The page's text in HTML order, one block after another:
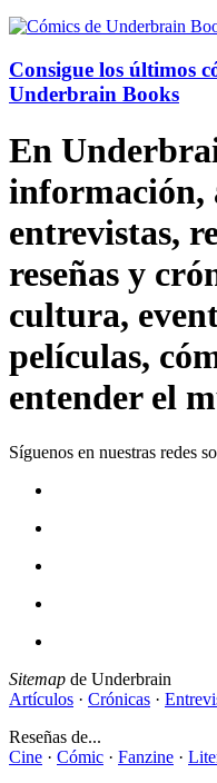
Consigue los últimos
Underbrain Books
En
información,
entrevistas,
reseñas y
cultura,
películas,
entender el
Síguenos en nuestras redes
Sitemap de Underbrain
Artículos · Crónicas ·
Reseñas de...
Cine · Cómic · Fanzine ·